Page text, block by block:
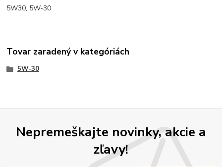
5W30, 5W-30
Tovar zaradený v kategóriách
5W-30
Nepremeškajte novinky, akcie a
zľavy!